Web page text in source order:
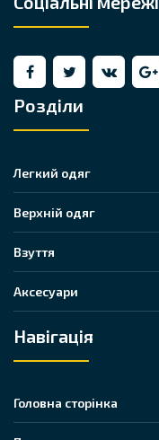
Розділи
Легкий одяг
Верхній одяг
Взуття
Аксесуари
Навігація
Головна сторінка